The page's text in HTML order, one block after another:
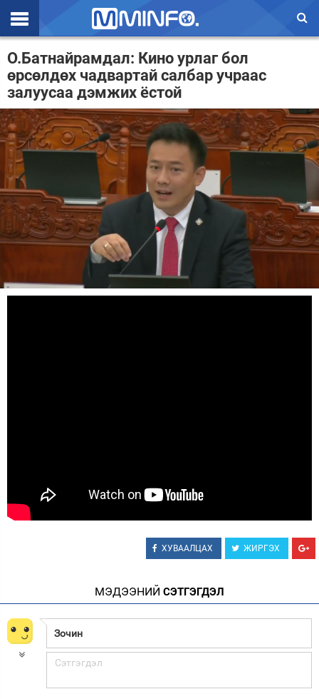
Эхлэл
Цаг агаар
Валют ханш
Улс төр
Эдийн засаг
Үзэл бодол
Спорт
Дэлхий
О.Батнайрамдал: Кино урлаг бол
өрсөлдөх чадвартай салбар учраас
залуусаа дэмжих ёстой
ХУВААЛЦАХ ЖИРГЭХ
МЭДЭЭНИЙ СЭТГЭГДЭЛ